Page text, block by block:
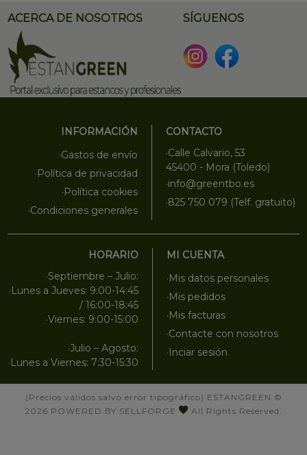
ACERCA DE NOSOTROS SÍGUENOS
INFORMACIÓN
·Gastos de envío
·Política de privacidad
·Política cookies
·Condiciones generales
CONTACTO
·Calle Calvario, 53
45400 - Mora (Toledo)
·info@greentbo.es
·825 750 079 (Telf. gratuito)
HORARIO
·Septiembre – Julio:
·Lunes a Jueves: 9:00-14:45
/ 16:00-18:45
·Viernes: 9:00-15:00
·Julio – Agosto:
·Lunes a Viernes: 7:30-15:30
MI CUENTA
·Mis datos personales
·Mis pedidos
·Mis facturas
·Contacte con nosotros
·Inciar sesión
(Precios válidos salvo error tipográfico) ESTANGREEN ©
2026 POWERED BY SELLFORGE All Rights Reserved.